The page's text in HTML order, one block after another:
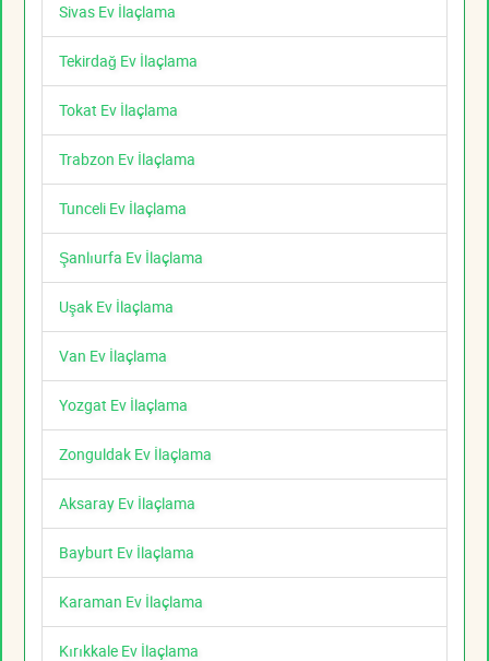
Sivas Ev İlaçlama
Tekirdağ Ev İlaçlama
Tokat Ev İlaçlama
Trabzon Ev İlaçlama
Tunceli Ev İlaçlama
Şanlıurfa Ev İlaçlama
Uşak Ev İlaçlama
Van Ev İlaçlama
Yozgat Ev İlaçlama
Zonguldak Ev İlaçlama
Aksaray Ev İlaçlama
Bayburt Ev İlaçlama
Karaman Ev İlaçlama
Kırıkkale Ev İlaçlama